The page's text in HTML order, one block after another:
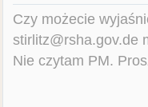
Czy możecie
stirlitz@rsha.gov.de
Nie czytam PM.